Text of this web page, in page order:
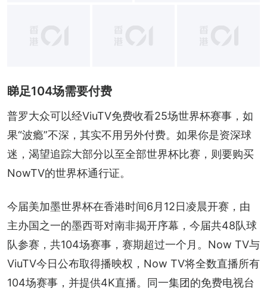
睇足104场需要付费
普罗大众可以经ViuTV免费收看25场世界杯赛事，如
果“波瘾”不深，其实不用另外付费。如果你是资深球
迷，渴望追踪大部分以至全部世界杯比赛，则要购买
NowTV的世界杯通行证。
今届美加墨世界杯在香港时间6月12日凌晨开赛，由
主办国之一的墨西哥对南非揭开序幕，今届共48队球
队参赛，共104场赛事，赛期超过一个月。Now TV与
ViuTV今日公布取得播映权，Now TV将全数直播所有
104场赛事，并提供4K直播。同一集团的免费电视台